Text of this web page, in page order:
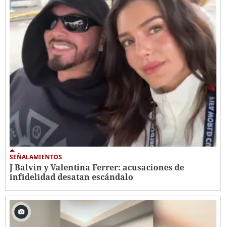
SEÑALAMIENTOS
J Balvin y Valentina Ferrer: acusaciones de
infidelidad desatan escándalo